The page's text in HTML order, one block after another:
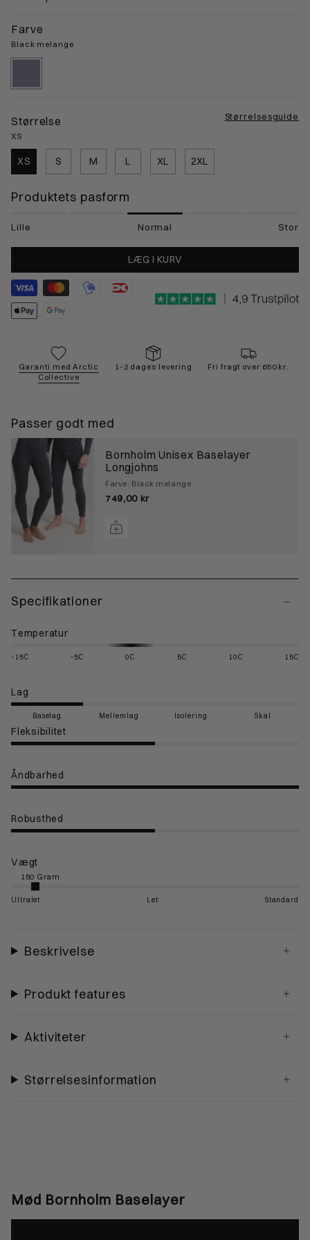
Farve
Black melange
melange
Størrelsesguide
Størrelse
XS
XS S M L XL 2XL
Produktets pasform
Lille Normal Stor
LÆG I KURV
Garanti med Arctic
Collective
1-2 dages levering Fri fragt over 650 kr.
Passer godt med
Bornholm Unisex Baselayer
Longjohns
Farve: Black melange
749,00 kr
Specifikationer
Temperatur
-15C -5C 0C 5C 10C 15C
Lag
Baselag Mellemlag Isolering Skal
Fleksibilitet
Åndbarhed
Robusthed
Vægt
Ultralet Let Standard
Beskrivelse
Produkt features
Aktiviteter
Størrelsesinformation
Mød Bornholm Baselayer